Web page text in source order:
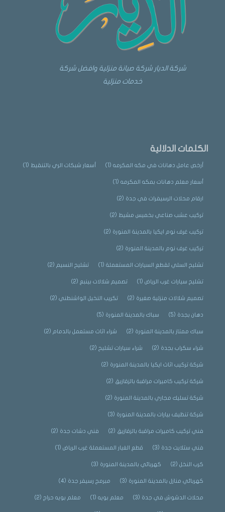
شركة الديار شركة صيانة منزلية وافضل شركة
خدمات منزلية
الكلمات الدلالية
أرخص عامل دهانات في مكه المكرمه(1) أسعار شبكات الري بالتنقيط (1)
أسعار معلم دهانات بمكه المكرمه(1)
ارقام محلات الرسيفرات في جدة (2)
تركيب عشب صناعي بخميس مشيط (2)
تركيب غرف نوم ايكيا بالمدينة المنورة (2)
تركيب غرف نوم بالمدينة المنورة (2)
تشليح السلي لقطع السيارات المستعملة(1) تشليح النسيم (2)
تشليح سيارات غرب الرياض(1) تصميم شلالات بينبع (2)
تصميم شلالات منزلية صغيرة (2) تكريب النخيل الواشنطني(2)
دهان بجدة (5) سباك بالمدينة المنورة (5)
سباك ممتاز بالمدينة المنورة (2) شراء اثاث مستعمل بالدمام (2)
شراء سكراب بجدة (2) شراء سيارات تشليح (2)
شركة تركيب اثاث ايكيا بالمدينة المنورة (2)
شركة تركيب كاميرات مراقبة بالزقازيق (2)
شركة تسليك مجاري بالمدينة المنورة (2)
شركة تنظيف بيارات بالمدينة المنورة (3)
فني تركيب كاميرات مراقبة بالزقازيق (2) فني دشات جدة (2)
فني ستلايت جدة (3) قطع الغيار المستعملة غرب الرياض(1)
كرب النخل(2) كهربائي بالمدينة المنورة (3)
كهربائي منازل بالمدينة المنورة (3) مبرمج رسيفر جدة (4)
محلات الدشوش في جدة (3) معلم بويه(1) معلم بويه حراج (2)